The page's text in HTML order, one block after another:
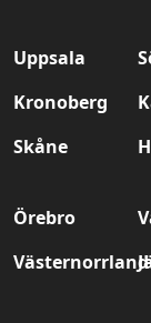
Uppsala
Kronoberg
Skåne
Örebro
Västernorrland